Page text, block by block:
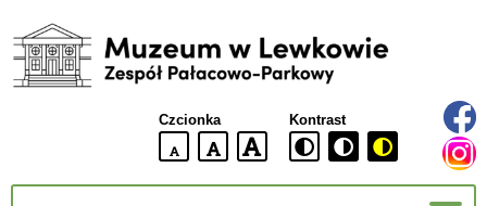
Muzeum
w
Czcionka
domyślna
czcionki
większa
czcionki
największa
czcionka
Kontrast